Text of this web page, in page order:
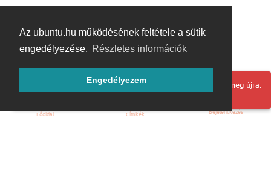
Az ubuntu.hu működésének feltétele a sütik
engedélyezése. Részletes információk
Engedélyezem
Hoppá! Valami hiba történt. Frissítse az oldalt és próbálja meg újra.
Főoldal Címkék Bejelentkezés